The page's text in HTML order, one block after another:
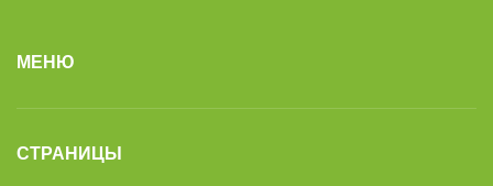
МЕНЮ
СТРАНИЦЫ